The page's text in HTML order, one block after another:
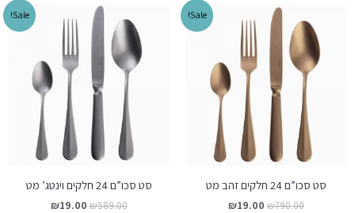
Sale!
סט סכו”ם 24 חלקים זהב מט
₪790.00
₪19.00
Sale!
סט סכו”ם 24 חלקים וינטג’ מט
₪589.00
₪19.00